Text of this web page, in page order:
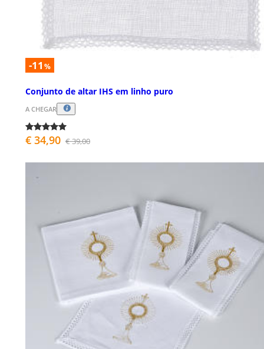
-11 %
Conjunto de altar IHS em linho puro
A CHEGAR
€ 34,90 € 39,00